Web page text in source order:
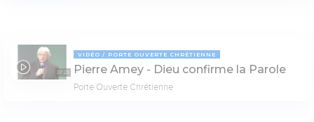
37:23
VIDÉO PORTE OUVERTE CHRÉTIENNE
Pierre Amey - Dieu confirme la Parole
Porte Ouverte Chrétienne